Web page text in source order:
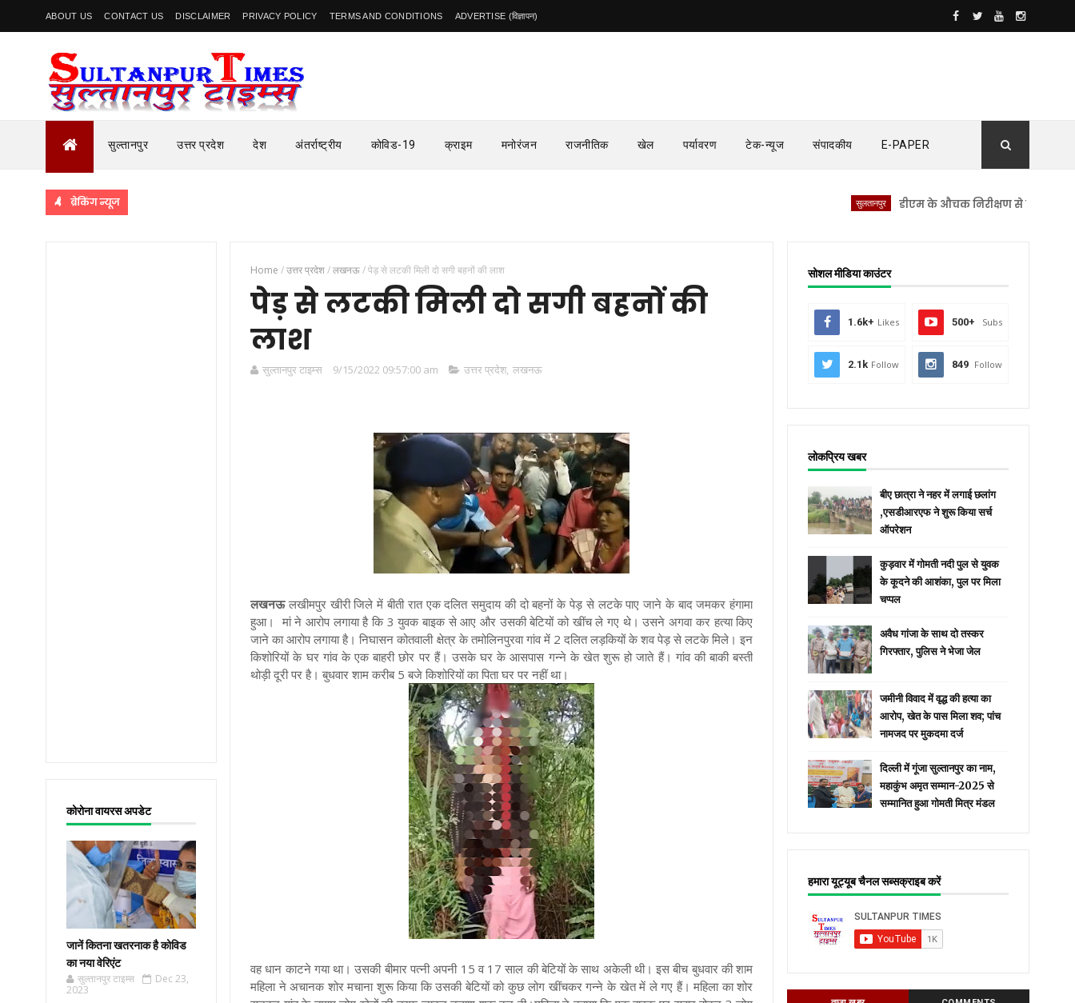
ABOUT US CONTACT US DISCLAIMER PRIVACY POLICY TERMS AND CONDITIONS ADVERTISE (विज्ञापन)
सुल्तानपुर उत्तर प्रदेश देश अंतर्राष्ट्रीय कोविड-19 क्राइम मनोरंजन राजनीतिक खेल पर्यावरण टेक-न्यूज संपादकीय E-PAPER
ब्रेकिंग न्यूज डीएम के औचक निरीक्षण से सीएचसी लंभुआ में
कोरोना वायरस अपडेट
जानें कितना खतरनाक है कोविड
का नया वेरिएंट
सुल्तानपुर टाइम्स
Dec 23,
2023
Home /उत्तर प्रदेश/लखनऊ/पेड़ से लटकी मिली दो सगी बहनों की लाश
पेड़ से लटकी मिली दो सगी बहनों की
लाश
सुल्तानपुर टाइम्स 9/15/2022 09:57:00 am उत्तर प्रदेश, लखनऊ
लखनऊलखीमपुर खीरी जिले में बीती रात एक दलित समुदाय की दो बहनों के पेड़ से लटके पाए जाने के बाद जमकर हंगामा
हुआ।
मां ने आरोप लगाया है कि 3 युवक बाइक से आए और उसकी बेटियों को खींच ले गए थे। उसने अगवा कर हत्या किए
जाने का आरोप लगाया है। निघासन कोतवाली क्षेत्र के तमोलिनपुरवा गांव में 2 दलित लड़कियों के शव पेड़ से लटके मिले। इन
किशोरियों के घर गांव के एक बाहरी छोर पर हैं। उसके घर के आसपास गन्ने के खेत शुरू हो जाते हैं। गांव की बाकी बस्ती
थोड़ी दूरी पर है।बुधवार शाम करीब 5 बजे किशोरियों का पिता घर पर नहीं था।
वह धान काटने गया था। उसकी बीमार पत्नी अपनी 15 व 17 साल की बेटियों के साथ अकेली थी। इस बीच बुधवार की शाम
महिला ने अचानक शोर मचाना शुरू किया कि उसकी बेटियों को कुछ लोग खींचकर गन्ने के खेत में ले गए हैं। महिला का शोर
सोशल मीडिया काउंटर
1.6k+ Likes 500+ Subs
2.1k Follow 849 Follow
लोकप्रिय खबर
बीए छात्रा ने नहर में लगाई छलांग
,एसडीआरएफ ने शुरू किया सर्च
ऑपरेशन
कुड़वार में गोमती नदी पुल से युवक
के कूदने की आशंका, पुल पर मिला
चप्पल
अवैध गांजा के साथ दो तस्कर
गिरफ्तार, पुलिस ने भेजा जेल
जमीनी विवाद में वृद्ध की हत्या का
आरोप, खेत के पास मिला शव; पांच
नामजद पर मुकदमा दर्ज
दिल्ली में गूंजा सुल्तानपुर का नाम,
महाकुंभ अमृत सम्मान-2025 से
सम्मानित हुआ गोमती मित्र मंडल
हमारा यूट्यूब चैनल सब्सक्राइब करें